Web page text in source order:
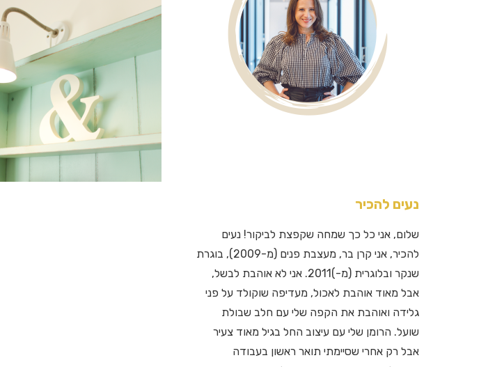
נעים להכיר
שלום, אני כל כך שמחה שקפצת לביקור! נעים
להכיר, אני קרן בר, מעצבת פנים (מ-2009), בוגרת
שנקר ובלוגרית (מ-)2011. אני לא אוהבת לבשל,
אבל מאוד אוהבת לאכול, מעדיפה שוקולד על פני
גלידה ואוהבת את הקפה שלי עם חלב שבולת
שועל. הרומן שלי עם עיצוב החל בגיל מאוד צעיר
אבל רק אחרי שסיימתי תואר ראשון בעבודה